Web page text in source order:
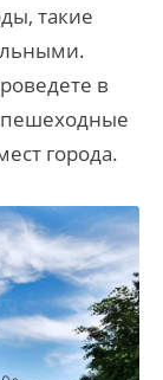
такие
в
пешеходные
города.